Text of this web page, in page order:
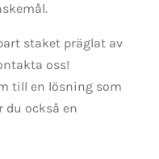
staket präglat av
oss!
till en lösning som
du också en